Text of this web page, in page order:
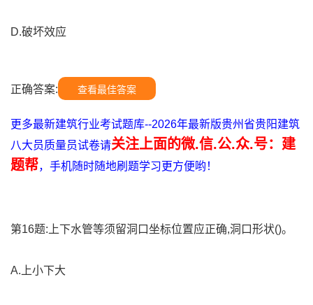
D.破坏效应
正确答案: 查看最佳答案
更多最新建筑行业考试题库--2026年最新版贵州省贵阳建筑
八大员质量员试卷请关注上面的微.信.公.众.号：建
题帮，手机随时随地刷题学习更方便哟！
第16题:上下水管等须留洞口坐标位置应正确,洞口形状()。
A.上小下大